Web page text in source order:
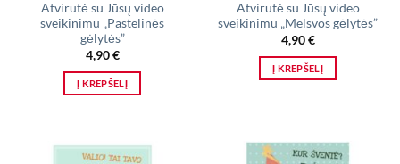
Atvirutė su Jūsų video
sveikinimu „Pastelinės
gėlytės”
4,90€
Į KREPŠELĮ
Atvirutė su Jūsų video
sveikinimu „Melsvos gėlytės”
4,90€
Į KREPŠELĮ